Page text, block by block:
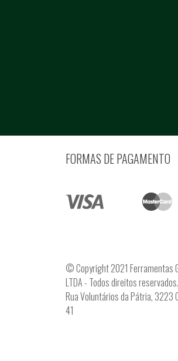
FORMAS DE PAGAMENTO
© Copyright 2021 Ferramentas
LTDA - Todos direitos reservados.
Rua Voluntários da Pátria, 3223
41